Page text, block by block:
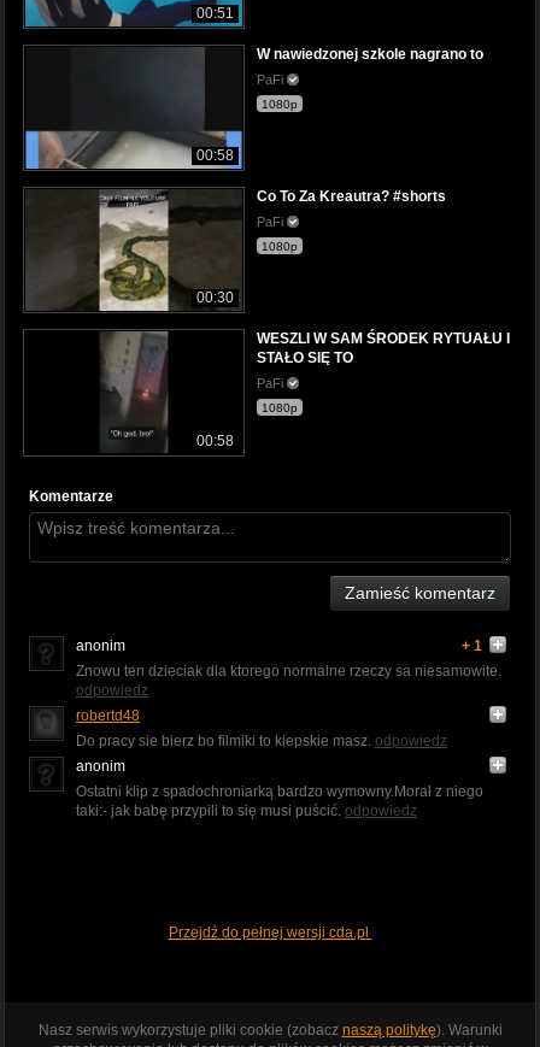
00:51
00:58
W nawiedzonej szkole nagrano to
PaFi
1080p
00:30
Co To Za Kreautra? #shorts
PaFi
1080p
00:58
WESZLI W SAM ŚRODEK RYTUAŁU I
STAŁO SIĘ TO
PaFi
1080p
Komentarze
Zamieść komentarz
anonim
+ 1
Znowu ten dzieciak dla ktorego normalne rzeczy sa niesamowite.
odpowiedz
robertd48
Do pracy sie bierz bo filmiki to kiepskie masz. odpowiedz
anonim
Ostatni klip z spadochroniarką bardzo wymowny.Morał z niego
taki:- jak babę przypili to się musi puścić. odpowiedz
Przejdź do pełnej wersji cda.pl
Nasz serwis wykorzystuje pliki cookie (zobacz naszą politykę). Warunki